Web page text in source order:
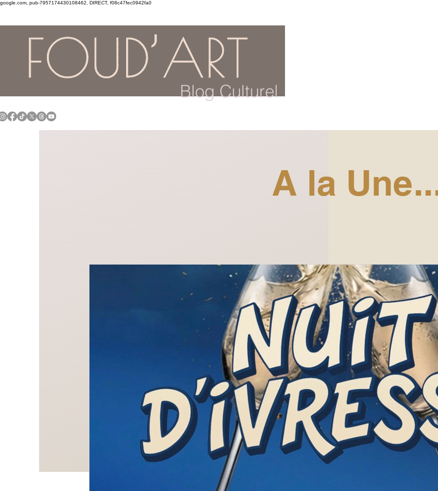
google.com, pub-7957174430108462, DIRECT, f08c47fec0942fa0
Blog Culturel
A la